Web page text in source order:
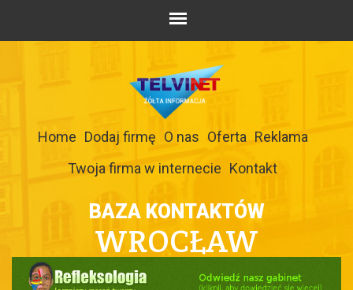
Home Dodaj firmę O nas Oferta Reklama
Twoja firma w internecie Kontakt
BAZA KONTAKTÓW
WROCŁAW